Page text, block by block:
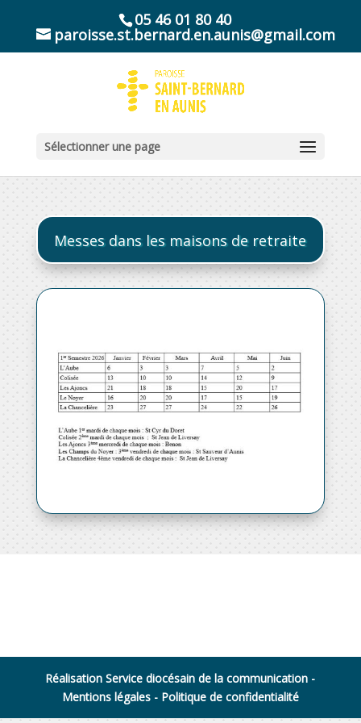
05 46 01 80 40
paroisse.st.bernard.en.aunis@gmail.com
Sélectionner une page
Messes dans les maisons de retraite
Réalisation Service diocésain de la communication -
Mentions légales- Politique de confidentialité